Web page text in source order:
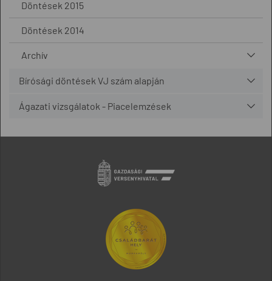
Döntések 2015
Döntések 2014
Archív
Bírósági döntések VJ szám alapján
Ágazati vizsgálatok - Piacelemzések